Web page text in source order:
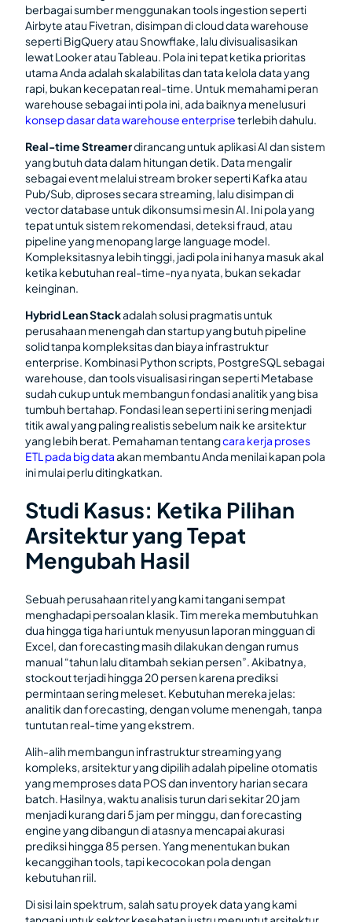
berbagai sumber menggunakan tools ingestion seperti
Airbyte atau Fivetran, disimpan di cloud data warehouse
seperti BigQuery atau Snowflake, lalu divisualisasikan
lewat Looker atau Tableau. Pola ini tepat ketika prioritas
utama Anda adalah skalabilitas dan tata kelola data yang
rapi, bukan kecepatan real-time. Untuk memahami peran
warehouse sebagai inti pola ini, ada baiknya menelusuri
konsep dasar data warehouse enterpriseterlebih dahulu.
Real-time Streamerdirancang untuk aplikasi AI dan sistem
yang butuh data dalam hitungan detik. Data mengalir
sebagai event melalui stream broker seperti Kafka atau
Pub/Sub, diproses secara streaming, lalu disimpan di
vector database untuk dikonsumsi mesin AI. Ini pola yang
tepat untuk sistem rekomendasi, deteksi fraud, atau
pipeline yang menopang large language model.
Kompleksitasnya lebih tinggi, jadi pola ini hanya masuk akal
ketika kebutuhan real-time-nya nyata, bukan sekadar
keinginan.
Hybrid Lean Stackadalah solusi pragmatis untuk
perusahaan menengah dan startup yang butuh pipeline
solid tanpa kompleksitas dan biaya infrastruktur
enterprise. Kombinasi Python scripts, PostgreSQL sebagai
warehouse, dan tools visualisasi ringan seperti Metabase
sudah cukup untuk membangun fondasi analitik yang bisa
tumbuh bertahap. Fondasi lean seperti ini sering menjadi
titik awal yang paling realistis sebelum naik ke arsitektur
yang lebih berat. Pemahaman tentangcara kerja proses
ETL pada big dataakan membantu Anda menilai kapan pola
ini mulai perlu ditingkatkan.
Studi Kasus: Ketika Pilihan
Arsitektur yang Tepat
Mengubah Hasil
Sebuah perusahaan ritel yang kami tangani sempat
menghadapi persoalan klasik. Tim mereka membutuhkan
dua hingga tiga hari untuk menyusun laporan mingguan di
Excel, dan forecasting masih dilakukan dengan rumus
manual “tahun lalu ditambah sekian persen”. Akibatnya,
stockout terjadi hingga 20 persen karena prediksi
permintaan sering meleset. Kebutuhan mereka jelas:
analitik dan forecasting, dengan volume menengah, tanpa
tuntutan real-time yang ekstrem.
Alih-alih membangun infrastruktur streaming yang
kompleks, arsitektur yang dipilih adalah pipeline otomatis
yang memproses data POS dan inventory harian secara
batch. Hasilnya, waktu analisis turun dari sekitar 20 jam
menjadi kurang dari 5 jam per minggu, dan forecasting
engine yang dibangun di atasnya mencapai akurasi
prediksi hingga 85 persen. Yang menentukan bukan
kecanggihan tools, tapi kecocokan pola dengan
kebutuhan riil.
Di sisi lain spektrum, salah satu proyek data yang kami